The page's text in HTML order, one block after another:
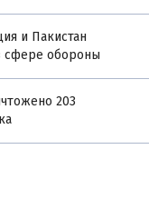
и Пакистан
сфере обороны
203